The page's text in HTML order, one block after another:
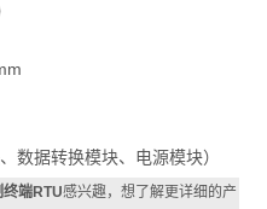
数据转换模块、电源模块）
终端RTU感兴趣，想了解更详细的产